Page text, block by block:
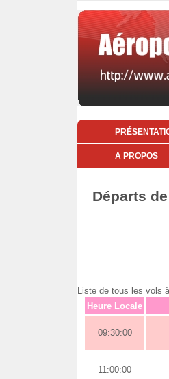
A PROPOS
Départs
Liste de tous les vols
Heure Locale
09:30:00
11:00:00